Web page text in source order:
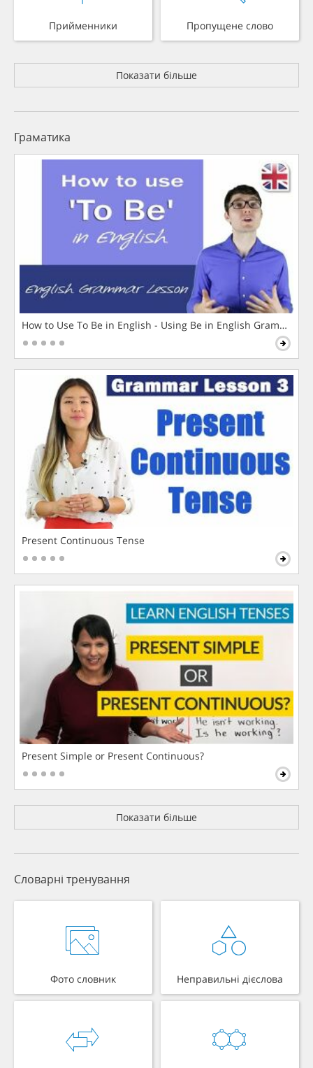
Прийменники Пропущене слово
Показати більше
Граматика
How to Use To Be in English - Using Be in English Grammar
Present Continuous Tense
Present Simple or Present Continuous?
Показати більше
Словарні тренування
Фото словник Неправильні дієслова